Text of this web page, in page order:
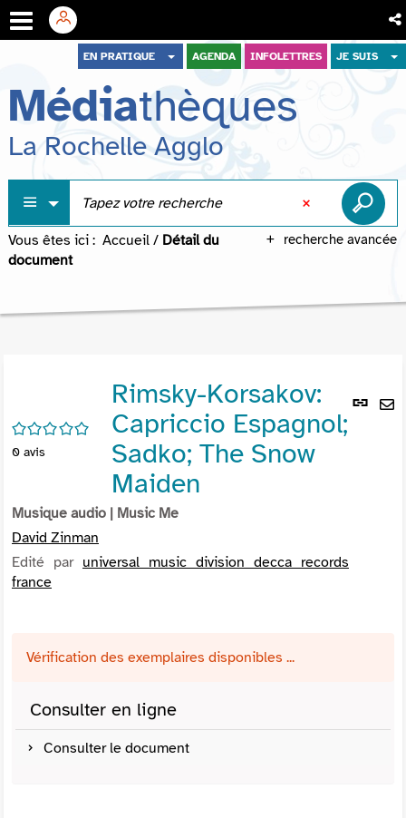
menu
contenu
recherche
EN PRATIQUE AGENDA INFOLETTRES JE SUIS
Médiathèques
La Rochelle Agglo
recherche avancée
Vous êtes ici : Accueil / Détail du
document
Lien
/5
0 avis
Rimsky-Korsakov:
Capriccio Espagnol;
Sadko; The Snow
Maiden
Musique audio | Music Me
David Zinman
Edité par universal music division decca records
france
Vérification des exemplaires disponibles ...
Consulter en ligne
Consulter le document